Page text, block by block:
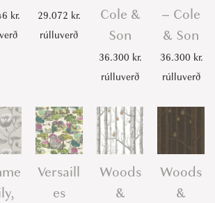
kr.
29.072 kr.
rúlluverð
Cole &
Son
36.300 kr.
rúlluverð
– Cole
& Son
36.300 kr.
rúlluverð
Versaill
es
Woods
&
Woods
&